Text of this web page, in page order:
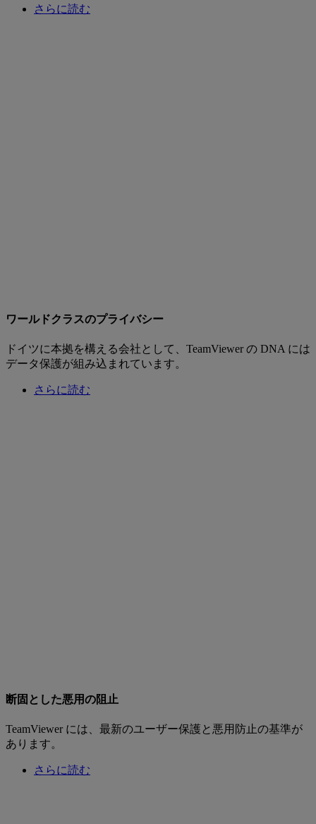
さらに読む
ワールドクラスのプライバシー
ドイツに本拠を構える会社として、TeamViewer の DNA には
データ保護が組み込まれています。
さらに読む
断固とした悪用の阻止
TeamViewer には、最新のユーザー保護と悪用防止の基準が
あります。
さらに読む